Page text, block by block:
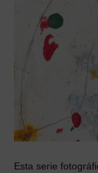
Esta serie